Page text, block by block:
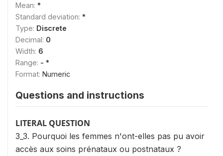
Mean: *
Standard deviation: *
Type: Discrete
Decimal: 0
Width: 6
Range: - *
Format: Numeric
Questions and instructions
LITERAL QUESTION
3_3. Pourquoi les femmes n'ont-elles pas pu avoir
accès aux soins prénataux ou postnataux ?